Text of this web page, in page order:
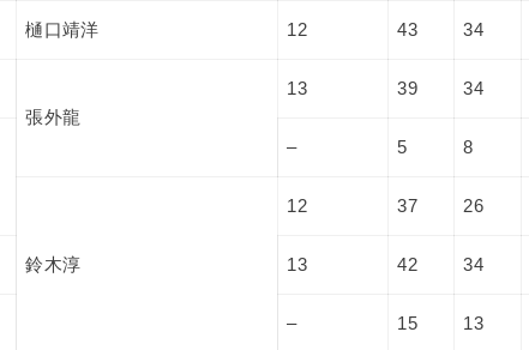
樋口靖洋 12 43 34
張外龍
13 39 34
– 5 8
鈴木淳
12 37 26
13 42 34
– 15 13